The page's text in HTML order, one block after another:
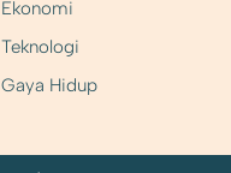
Ekonomi
Teknologi
Gaya Hidup